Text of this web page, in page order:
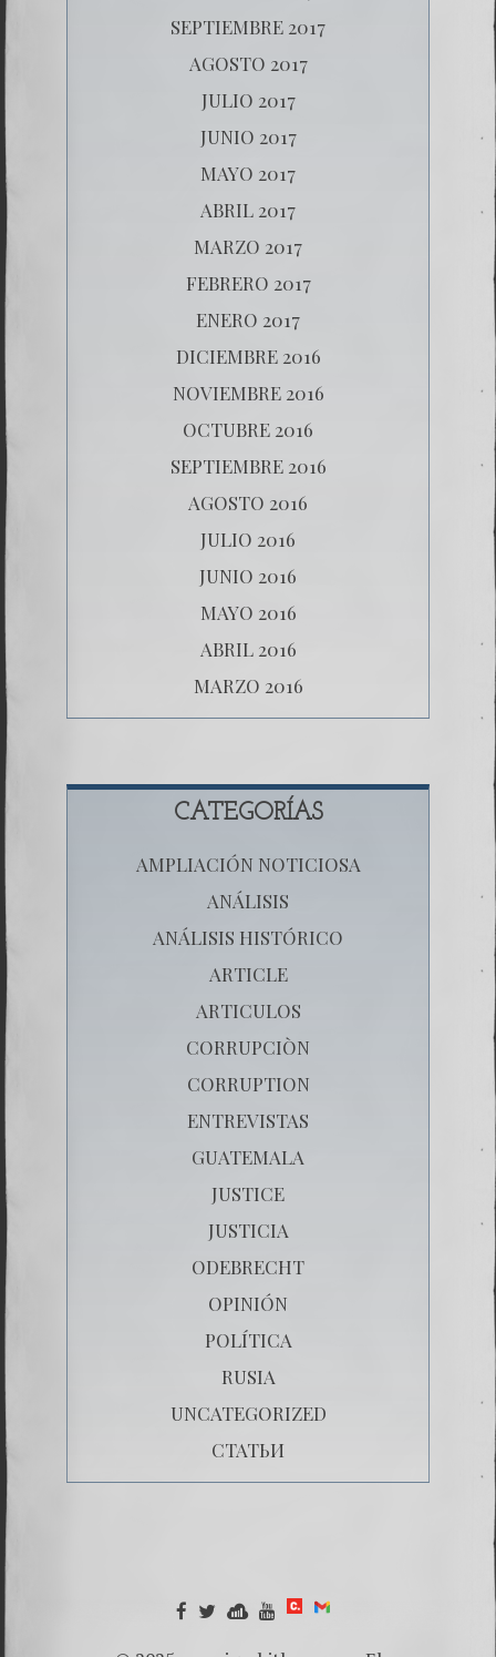
SEPTIEMBRE 2017
AGOSTO 2017
JULIO 2017
JUNIO 2017
MAYO 2017
ABRIL 2017
MARZO 2017
FEBRERO 2017
ENERO 2017
DICIEMBRE 2016
NOVIEMBRE 2016
OCTUBRE 2016
SEPTIEMBRE 2016
AGOSTO 2016
JULIO 2016
JUNIO 2016
MAYO 2016
ABRIL 2016
MARZO 2016
CATEGORÍAS
AMPLIACIÓN NOTICIOSA
ANÁLISIS
ANÁLISIS HISTÓRICO
ARTICLE
ARTICULOS
CORRUPCIÒN
CORRUPTION
ENTREVISTAS
GUATEMALA
JUSTICE
JUSTICIA
ODEBRECHT
OPINIÓN
POLÍTICA
RUSIA
UNCATEGORIZED
СТАТЬИ